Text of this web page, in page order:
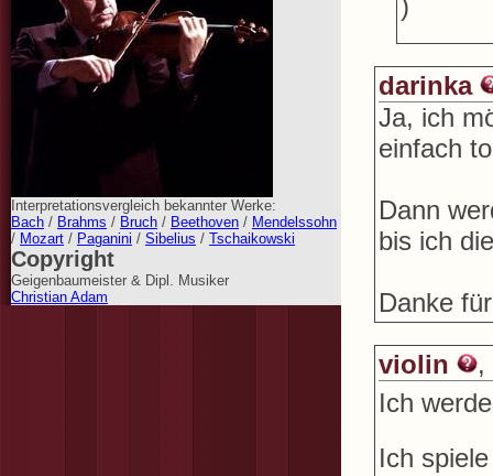
)
darinka
Ja, ich
einfach
Dann
bis ich
Danke
violin
,
Ich
Ich
Interpretationsvergleich bekannter Werke:
Bach / Brahms / Bruch / Beethoven / Mendelssohn
/ Mozart / Paganini / Sibelius / Tschaikowski
Copyright
Geigenbaumeister & Dipl. Musiker
Christian Adam